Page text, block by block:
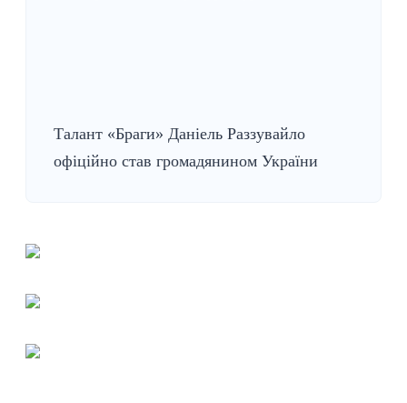
Талант «Браги» Даніель Раззувайло
офіційно став громадянином України